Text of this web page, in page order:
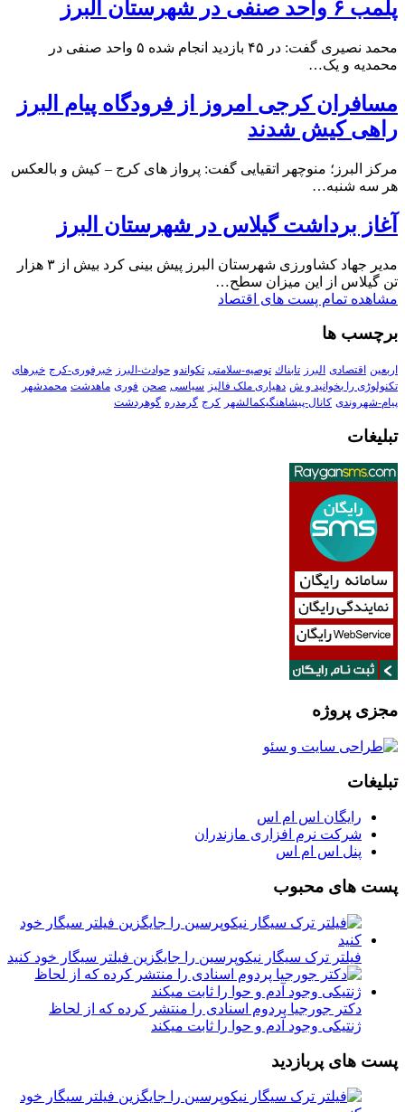
پلمب ۶ واحد صنفی در شهرستان البرز
محمد نصیری گفت: در ۴۵ بازدید انجام شده ۵ واحد صنفی در
محمدیه و یک…
مسافران کرجی امروز از فرودگاه پیام البرز
راهی کیش شدند
مرکز البرز؛ منوچهر اتقیایی گفت: پرواز های کرج – کیش و بالعکس
هر سه شنبه…
آغاز برداشت گیلاس در شهرستان البرز
مدیر جهاد کشاورزی شهرستان البرز پیش بینی کرد بیش از ۳ هزار
تن گیلاس از این میزان سطح…
مشاهده تمام پست های اقتصاد
برچسب ها
اربعین اقتصادی البرز تابناك توصیه-سلامتی تکواندو حوادث-البرز خبرفوری-کرج خبرهای
تکنولوڑی را بخوانید و ش دهیاری ملک فالیز سیاسی صحن فوری ماهدشت محمدشهر
پیام-شهروندی کانال-پیشاهنگیکمالشهر کرج گرمدره گوهردشت
تبلیغات
مجزی پروژه
تبلیغات
رایگان اس ام اس
شرکت نرم افزاری مازندران
پنل اس ام اس
پست های محبوب
فیلتر ترک سیگار نیکوپرسین را جایگزین فیلتر سیگار خود کنید
دکتر جورجیا پردوم اسنادی را منتشر کرده که از لحاظ
ژنتیکی وجود آدم و حوا را ثابت میکند
پست های پربازدید